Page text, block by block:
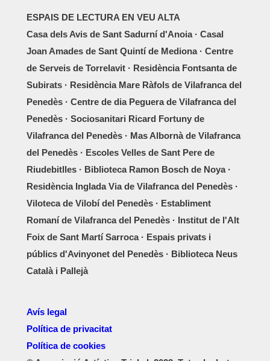
ESPAIS DE LECTURA EN VEU ALTA
Casa dels Avis de Sant Sadurní d'Anoia · Casal
Joan Amades de Sant Quintí de Mediona · Centre
de Serveis de Torrelavit · Residència Fontsanta de
Subirats · Residència Mare Ràfols de Vilafranca del
Penedès · Centre de dia Peguera de Vilafranca del
Penedès · Sociosanitari Ricard Fortuny de
Vilafranca del Penedès · Mas Albornà de Vilafranca
del Penedès · Escoles Velles de Sant Pere de
Riudebitlles · Biblioteca Ramon Bosch de Noya ·
Residència Inglada Via de Vilafranca del Penedès ·
Viloteca de Vilobí del Penedès · Establiment
Romaní de Vilafranca del Penedès · Institut de l'Alt
Foix de Sant Martí Sarroca · Espais privats i
públics d'Avinyonet del Penedès · Biblioteca Neus
Català i Pallejà
Avís legal
Política de privacitat
Política de cookies